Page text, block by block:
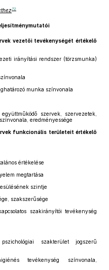
72
vezetői tevékenységét értékelő
irányítási rendszer (törzsmunka)
munka színvonala
szervek, szervezetek,
eredményessége
funkcionális területeit értékelő
értékelése
megtartása
szintje
szakszerűsége
szakirányítói tevékenység
szakterület jogszerű
tevékenység színvonala,